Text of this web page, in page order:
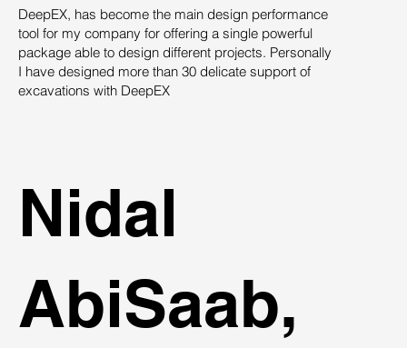
DeepEX, has become the main design performance
tool for my company for offering a single powerful
package able to design different projects. Personally
I have designed more than 30 delicate support of
excavations with DeepEX
Nidal
AbiSaab,